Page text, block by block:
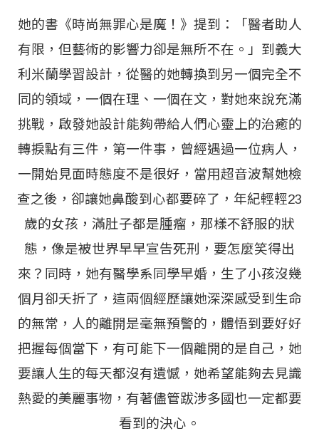
她的書《時尚無罪心是魔！》提到：「醫者助人
有限，但藝術的影響力卻是無所不在。」到義大
利米蘭學習設計，從醫的她轉換到另一個完全不
同的領域，一個在理、一個在文，對她來說充滿
挑戰，啟發她設計能夠帶給人們心靈上的治癒的
轉捩點有三件，第一件事，曾經遇過一位病人，
一開始見面時態度不是很好，當用超音波幫她檢
查之後，卻讓她鼻酸到心都要碎了，年紀輕輕23
歲的女孩，滿肚子都是腫瘤，那樣不舒服的狀
態，像是被世界早早宣告死刑，要怎麼笑得出
來？同時，她有醫學系同學早婚，生了小孩沒幾
個月卻夭折了，這兩個經歷讓她深深感受到生命
的無常，人的離開是毫無預警的，體悟到要好好
把握每個當下，有可能下一個離開的是自己，她
要讓人生的每天都沒有遺憾，她希望能夠去見識
熱愛的美麗事物，有著儘管跋涉多國也一定都要
看到的決心。